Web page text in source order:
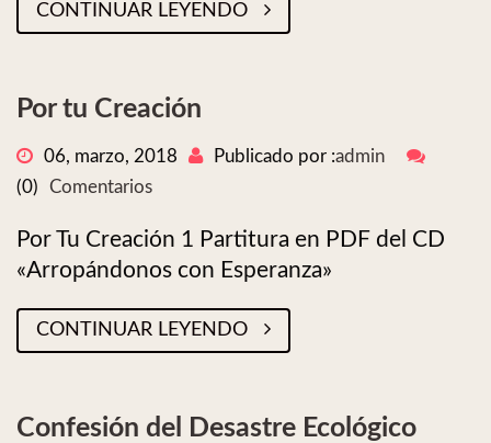
CONTINUAR LEYENDO
Por tu Creación
06, marzo, 2018 Publicado por :admin
(0)
Comentarios
Por Tu Creación 1 Partitura en PDF del CD
«Arropándonos con Esperanza»
CONTINUAR LEYENDO
Confesión del Desastre Ecológico